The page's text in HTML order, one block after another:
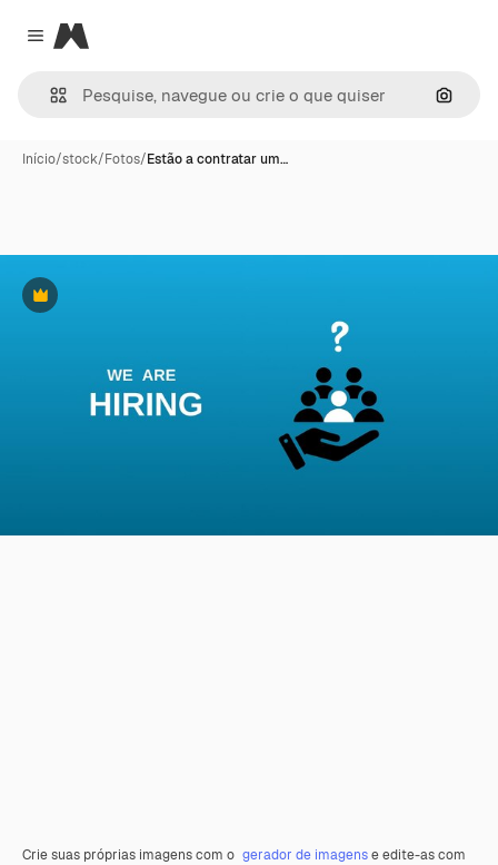
Close menu
Magnific
Início/stock/Fotos/Estão a contratar um…
Premium
Crie suas próprias imagens com o gerador de imagense edite-as com